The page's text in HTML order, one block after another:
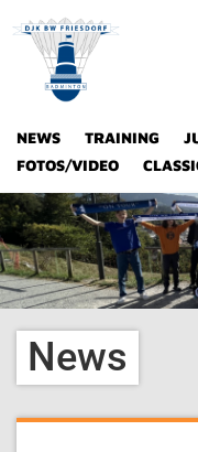
NEWS TRAINING
FOTOS/VIDEO
News